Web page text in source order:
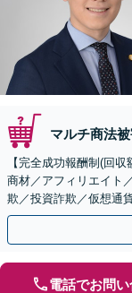
マルチ商法
【完全成功報酬制(回
商材／アフィリエイト
欺／投資詐欺／仮想通
のみで解決も可能！
電話でお問